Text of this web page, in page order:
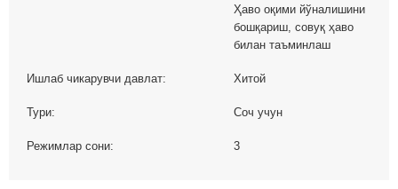
Ҳаво оқими йўналишини
бошқариш, совуқ ҳаво
билан таъминлаш
Ишлаб чикарувчи давлат: Хитой
Тури: Соч учун
Режимлар сони: 3